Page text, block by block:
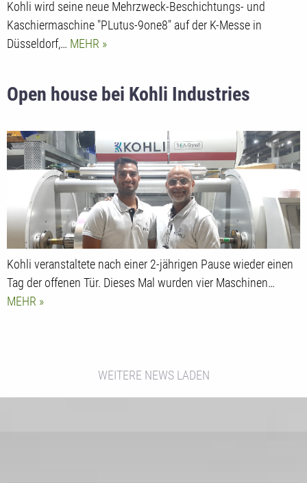
Kohli wird seine neue Mehrzweck-Beschichtungs- und
Kaschiermaschine "PLutus-9one8" auf der K-Messe in
Düsseldorf,… MEHR
Open house bei Kohli Industries
Kohli veranstaltete nach einer 2-jährigen Pause wieder einen
Tag der offenen Tür. Dieses Mal wurden vier Maschinen…
MEHR
WEITERE NEWS LADEN